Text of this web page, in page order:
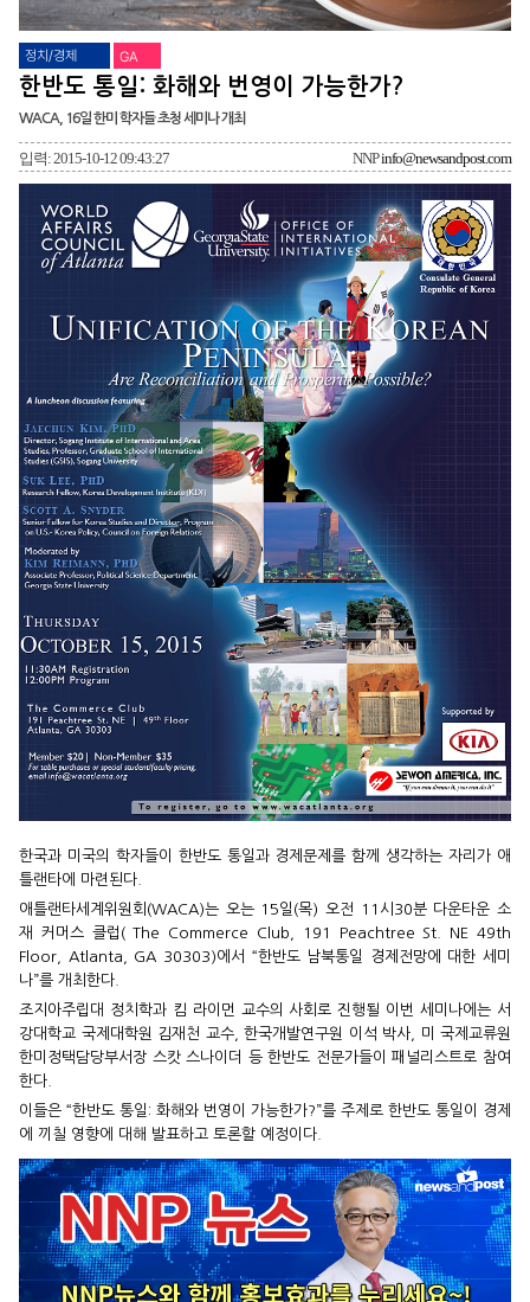
정치/경제 GA
한반도 통일: 화해와 번영이 가능한가?
WACA, 16일 한미 학자들 초청 세미나 개최
입력: 2015-10-12 09:43:27 NNPinfo@newsandpost.com
한국과 미국의 학자들이 한반도 통일과 경제문제를 함께 생각하는 자리가 애
틀랜타에 마련된다.
애틀랜타세계위원회(WACA)는 오는 15일(목) 오전 11시30분 다운타운 소
재 커머스 클럽( The Commerce Club, 191 Peachtree St. NE 49th
Floor, Atlanta, GA 30303)에서 “한반도 남북통일 경제전망에 대한 세미
나”를 개최한다.
조지아주립대 정치학과 킴 라이먼 교수의 사회로 진행될 이번 세미나에는 서
강대학교 국제대학원 김재천 교수, 한국개발연구원 이석 박사, 미 국제교류원
한미정택담당부서장 스캇 스나이더 등 한반도 전문가들이 패널리스트로 참여
한다.
이들은 “한반도 통일: 화해와 번영이 가능한가?”를 주제로 한반도 통일이 경제
에 끼칠 영향에 대해 발표하고 토론할 예정이다.